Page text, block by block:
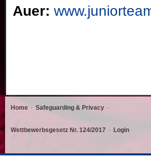
Auer:
Home Safeguarding & Privacy
Wettbewerbsgesetz Nr. 124/2017 Login